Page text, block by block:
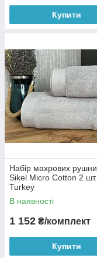
Купити
Набір махрових
Sikel Micro Cotton 2
Turkey
В наявності
1 152 ₴/комплект
Купити